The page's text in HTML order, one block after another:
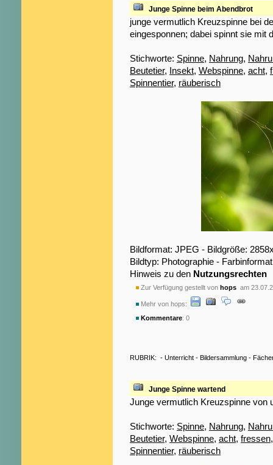
Junge Spinne beim Abendbrot
junge vermutlich Kreuzspinne bei
eingesponnen; dabei spinnt sie mit
Stichworte: Spinne, Nahrung,
Beutetier, Insekt, Webspinne, acht,
Spinnentier, räuberisch
Bildformat: JPEG - Bildgröße:
Bildtyp: Photographie -
Hinweis zu den Nutzungsrechten
Zur Verfügung gestellt von hops am
Mehr von hops:
Kommentare: 0
RUBRIK: - Unterricht - Bildersammlung -
Junge Spinne wartend
Junge vermutlich Kreuzspinne von
Stichworte: Spinne, Nahrung,
Beutetier, Webspinne, acht, fressen
Spinnentier, räuberisch